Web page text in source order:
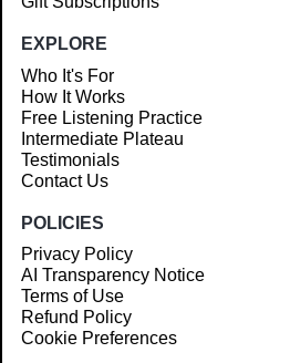
EXPLORE
Who It's For
How It Works
Free Listening Practice
Intermediate Plateau
Testimonials
Contact Us
POLICIES
Privacy Policy
AI Transparency Notice
Terms of Use
Refund Policy
Cookie Preferences